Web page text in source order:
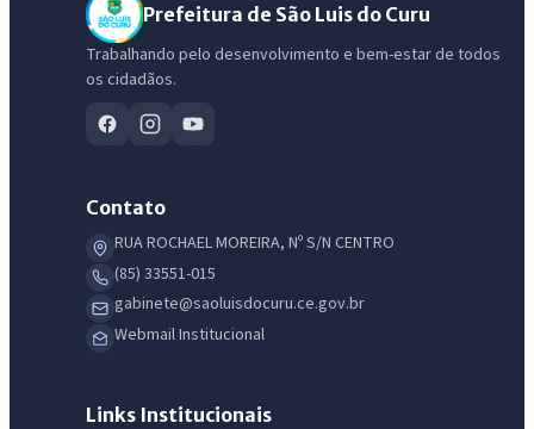
Prefeitura de São Luis do Curu
Trabalhando pelo desenvolvimento e bem-estar de todos
os cidadãos.
Contato
RUA ROCHAEL MOREIRA, Nº S/N CENTRO
(85) 33551-015
gabinete@saoluisdocuru.ce.gov.br
Webmail Institucional
Links Institucionais